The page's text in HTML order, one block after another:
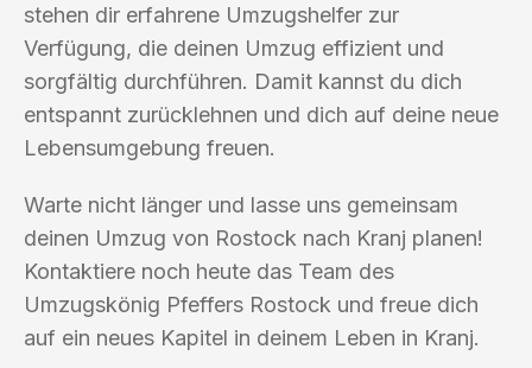
stehen dir erfahrene Umzugshelfer zur
Verfügung, die deinen Umzug effizient und
sorgfältig durchführen. Damit kannst du dich
entspannt zurücklehnen und dich auf deine neue
Lebensumgebung freuen.
Warte nicht länger und lasse uns gemeinsam
deinen Umzug von Rostock nach Kranj planen!
Kontaktiere noch heute das Team des
Umzugskönig Pfeffers Rostock und freue dich
auf ein neues Kapitel in deinem Leben in Kranj.